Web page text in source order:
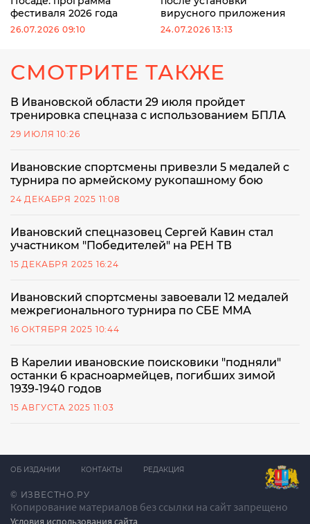
фестиваля 2026 года
26.07.2026 09:10
вирусного приложения
24.07.2026 13:13
СМОТРИТЕ ТАКЖЕ
В Ивановской области 29 июля пройдет
тренировка спецназа с использованием БПЛА
29 ИЮЛЯ 10:26
Ивановские спортсмены привезли 5 медалей с
турнира по армейскому рукопашному бою
24 ДЕКАБРЯ 2025 11:08
Ивановский спецназовец Сергей Кавин стал
участником "Победителей" на РЕН ТВ
15 ДЕКАБРЯ 2025 16:24
Ивановский спортсмены завоевали 12 медалей
межрегионального турнира по СБЕ ММА
16 ОКТЯБРЯ 2025 10:44
В Карелии ивановские поисковики "подняли"
останки 6 красноармейцев, погибших зимой
1939-1940 годов
15 АВГУСТА 2025 11:03
© ИЗВЕСТНО.РУ
Копирование материалов без ссылки на сайт запрещено
Условия использования сайта
ОБ ИЗДАНИИ КОНТАКТЫ РЕДАКЦИЯ